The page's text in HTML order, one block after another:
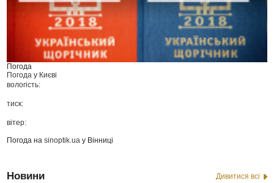
Погода
Погода у Києві
вологість:
тиск:
вітер:
Погода наsinoptik.ua у Вінниці
Новини Дивитися всі